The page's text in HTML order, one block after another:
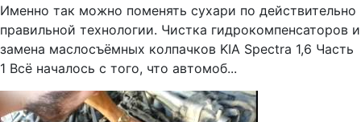
Именно так можно поменять сухари по действительно
правильной технологии. Чистка гидрокомпенсаторов и
замена маслосъёмных колпачков KIA Spectra 1,6 Часть
1 Всё началось с того, что автомоб...